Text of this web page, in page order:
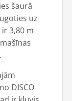
šaurā
uz
3,80 m
DISCO